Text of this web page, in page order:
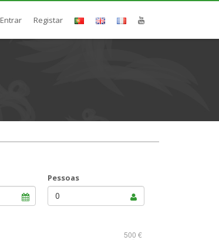
Entrar Registar
Pessoas
0
500 €